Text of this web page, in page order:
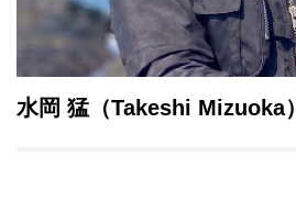
水岡 猛（Takeshi Mizuoka）